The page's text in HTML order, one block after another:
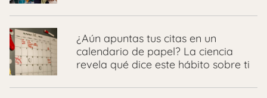
¿Aún apuntas tus citas en un
calendario de papel? La ciencia
revela qué dice este hábito sobre ti